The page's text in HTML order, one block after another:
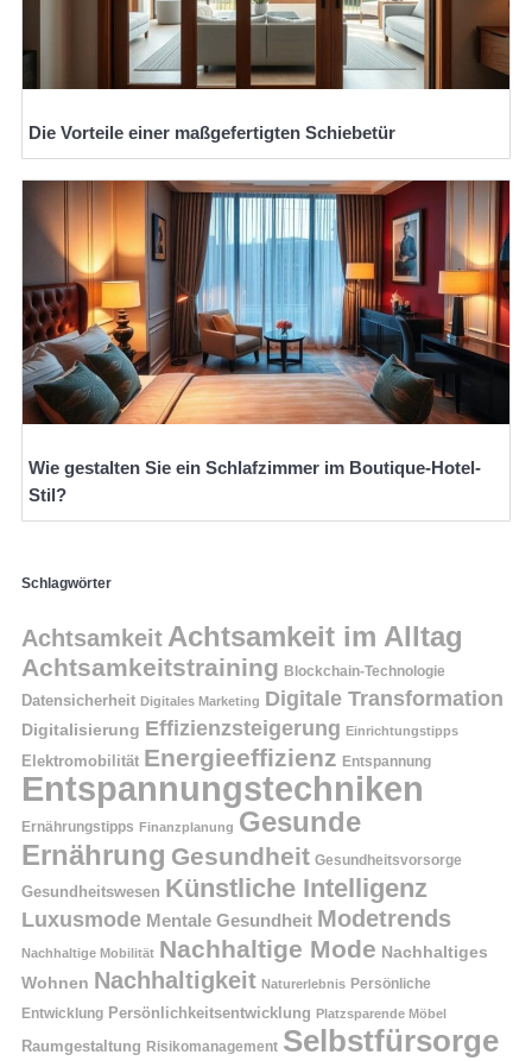
Die Vorteile einer maßgefertigten Schiebetür
Wie gestalten Sie ein Schlafzimmer im Boutique-Hotel-
Stil?
Schlagwörter
Achtsamkeit Achtsamkeit im Alltag
Achtsamkeitstraining Blockchain-Technologie
Datensicherheit Digitales Marketing Digitale Transformation
Digitalisierung Effizienzsteigerung Einrichtungstipps
Elektromobilität Energieeffizienz Entspannung
Entspannungstechniken
Ernährungstipps Finanzplanung Gesunde
Ernährung Gesundheit Gesundheitsvorsorge
Gesundheitswesen Künstliche Intelligenz
Luxusmode Mentale Gesundheit Modetrends
Nachhaltige Mobilität Nachhaltige Mode Nachhaltiges
Wohnen Nachhaltigkeit Naturerlebnis Persönliche
Entwicklung Persönlichkeitsentwicklung Platzsparende Möbel
Raumgestaltung Risikomanagement Selbstfürsorge